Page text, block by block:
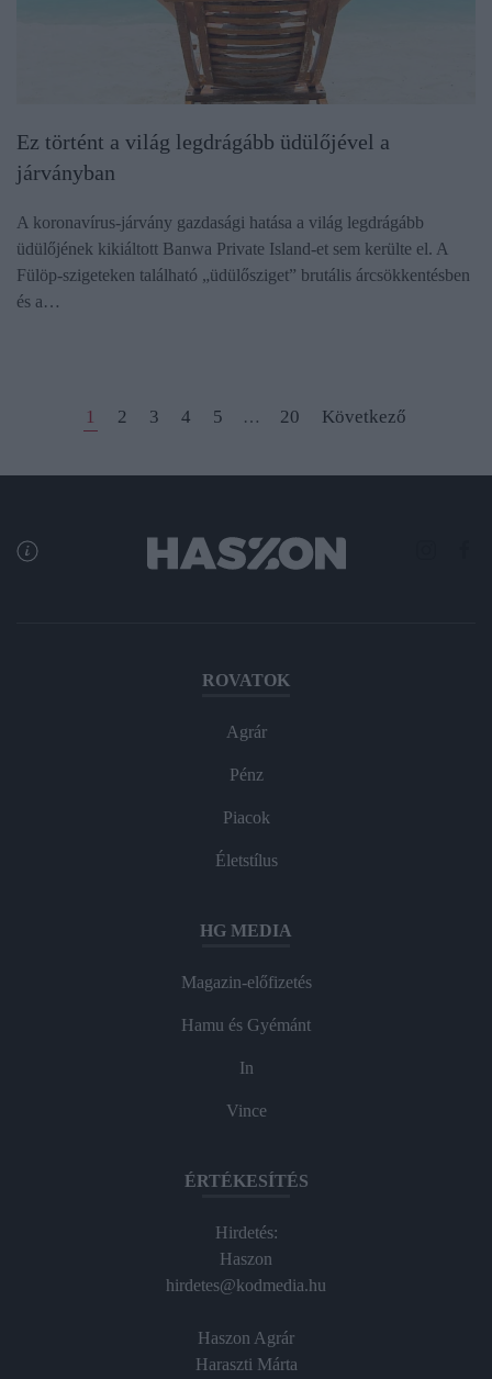
Ez történt a világ legdrágább üdülőjével a
járványban
A koronavírus-járvány gazdasági hatása a világ legdrágább
üdülőjének kikiáltott Banwa Private Island-et sem kerülte el. A
Fülöp-szigeteken található „üdülősziget” brutális árcsökkentésben
és a…
1 2 3 4 5 … 20 Következő
ROVATOK
Agrár
Pénz
Piacok
Életstílus
HG MEDIA
Magazin-előfizetés
Hamu és Gyémánt
In
Vince
ÉRTÉKESÍTÉS
Hirdetés:
Haszon
hirdetes@kodmedia.hu
Haszon Agrár
Haraszti Márta